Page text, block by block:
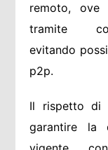
remoto, ove
tramite
evitando
p2p.
Il rispetto di
garantire la